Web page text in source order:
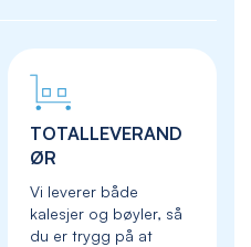
TOTALLEVERAND
ØR
Vi leverer både
kalesjer og bøyler, så
du er trygg på at